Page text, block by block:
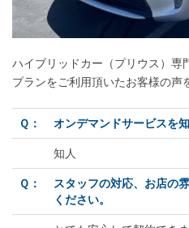
ハイブリッドカー（プリウス）専
プランをご利用頂いたお客様の声
Ｑ： オンデマンドサービスを
知人
Ｑ：
スタッフの対応、お店の
ください。